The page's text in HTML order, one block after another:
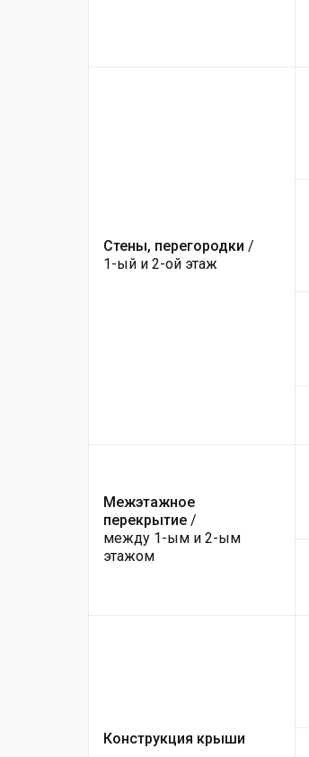
Стены, перегородки /
1-ый и 2-ой этаж
Межэтажное
перекрытие /
между 1-ым и 2-ым
этажом
Конструкция крыши